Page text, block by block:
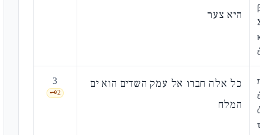
היא צער
3
🗝️2
כל אלה חברו אל עמק השדים הוא ים
המלח